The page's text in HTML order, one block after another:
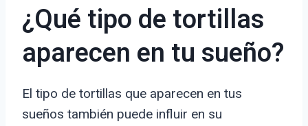
¿Qué tipo de tortillas
aparecen en tu sueño?
El tipo de tortillas que aparecen en tus
sueños también puede influir en su